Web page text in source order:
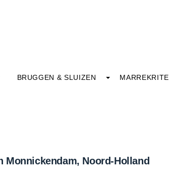
BRUGGEN & SLUIZEN MARREKRITE
Noord-Holland